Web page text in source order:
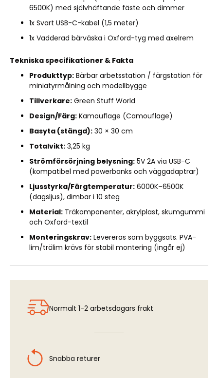
6500K) med självhäftande fäste och dimmer
1x Svart USB-C-kabel (1,5 meter)
1x Vadderad bärväska i Oxford-tyg med axelrem
Tekniska specifikationer & Fakta
Produkttyp: Bärbar arbetsstation / färgstation för
miniatyrmålning och modellbygge
Tillverkare: Green Stuff World
Design/Färg: Kamouflage (Camouflage)
Basyta (stängd): 30 × 30 cm
Totalvikt: 3,25 kg
Strömförsörjning belysning: 5V 2A via USB-C
(kompatibel med powerbanks och väggadaptrar)
Ljusstyrka/Färgtemperatur: 6000K–6500K
(dagsljus), dimbar i 10 steg
Material: Träkomponenter, akrylplast, skumgummi
och Oxford-textil
Monteringskrav: Levereras som byggsats. PVA-
lim/trälim krävs för stabil montering (ingår ej)
Normalt 1-2 arbetsdagars frakt
Snabba returer